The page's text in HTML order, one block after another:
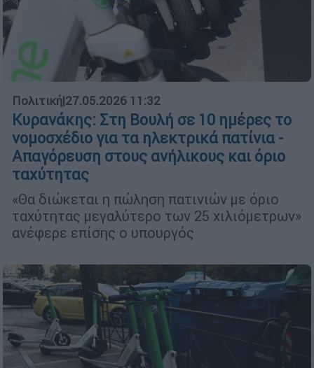
Πολιτική|27.05.2026 11:32
Κυρανάκης: Στη Βουλή σε 10 ημέρες το
νομοσχέδιο για τα ηλεκτρικά πατίνια -
Απαγόρευση στους ανήλικους και όριο
ταχύτητας
«Θα διώκεται η πώληση πατινιών με όριο
ταχύτητας μεγαλύτερο των 25 χιλιόμετρων»
ανέφερε επίσης ο υπουργός